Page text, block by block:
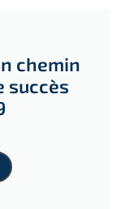
chemin
succès